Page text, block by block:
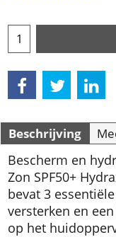
Beschrijving
Bescherm en
Zon SPF50+
bevat 3
versterken en
op het